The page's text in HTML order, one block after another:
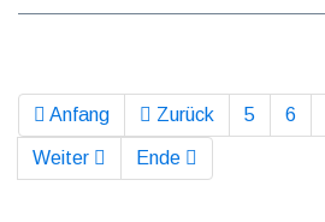
Anfang Zurück 5 6
Weiter Ende